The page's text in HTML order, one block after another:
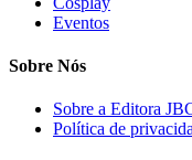
Eventos
Sobre Nós
Sobre a Editora
Política de